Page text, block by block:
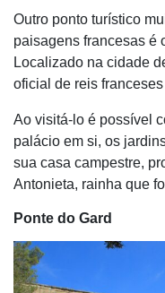
Outro ponto turístico
paisagens francesas é
Localizado na cidade
oficial de reis
Ao visitá-lo é possível
palácio em si, os
sua casa campestre,
Antonieta, rainha que
Ponte do Gard